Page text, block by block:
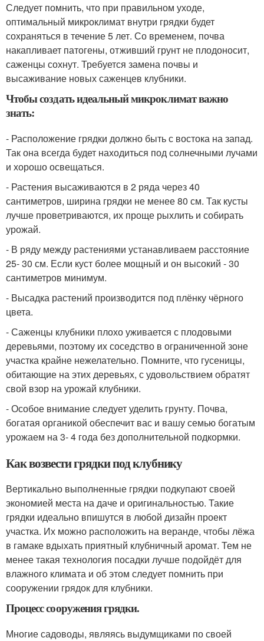
Следует помнить, что при правильном уходе,
оптимальный микроклимат внутри грядки будет
сохраняться в течение 5 лет. Со временем, почва
накапливает патогены, отживший грунт не плодоносит,
саженцы сохнут. Требуется замена почвы и
высаживание новых саженцев клубники.
Чтобы создать идеальный микроклимат важно
знать:
- Расположение грядки должно быть с востока на запад.
Так она всегда будет находиться под солнечными лучами
и хорошо освещаться.
- Растения высаживаются в 2 ряда через 40
сантиметров, ширина грядки не менее 80 см. Так кусты
лучше проветриваются, их проще рыхлить и собирать
урожай.
- В ряду между растениями устанавливаем расстояние
25- 30 см. Если куст более мощный и он высокий - 30
сантиметров минимум.
- Высадка растений производится под плёнку чёрного
цвета.
- Саженцы клубники плохо уживается с плодовыми
деревьями, поэтому их соседство в ограниченной зоне
участка крайне нежелательно. Помните, что гусеницы,
обитающие на этих деревьях, с удовольствием обратят
свой взор на урожай клубники.
- Особое внимание следует уделить грунту. Почва,
богатая органикой обеспечит вас и вашу семью богатым
урожаем на 3- 4 года без дополнительной подкормки.
Как возвести грядки под клубнику
Вертикально выполненные грядки подкупают своей
экономией места на даче и оригинальностью. Такие
грядки идеально впишутся в любой дизайн проект
участка. Их можно расположить на веранде, чтобы лёжа
в гамаке вдыхать приятный клубничный аромат. Тем не
менее такая технология посадки лучше подойдёт для
влажного климата и об этом следует помнить при
сооружении грядок для клубники.
Процесс сооружения грядки.
Многие садоводы, являясь выдумщиками по своей